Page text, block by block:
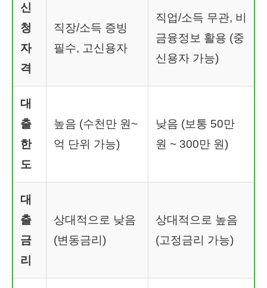
신
청
자
격
직장/소득 증빙
필수, 고신용자
직업/소득 무관, 비
금융정보 활용 (중
신용자 가능)
대
출
한
도
높음 (수천만 원~
억 단위 가능)
낮음 (보통 50만
원 ~ 300만 원)
대
출
금
리
상대적으로 낮음
(변동금리)
상대적으로 높음
(고정금리 가능)